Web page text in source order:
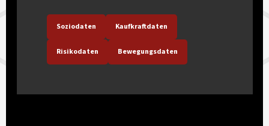
Soziodaten Kaufkraftdaten
Risikodaten Bewegungsdaten